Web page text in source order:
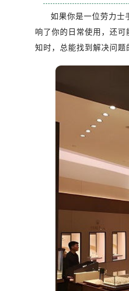
杭州市上
金华市金
嘉兴市南
南昌市红
济南市历
广州市天
广州市越
深圳市罗
惠州市惠
厦门市思
福州市鼓
成都市锦
重庆市江
长沙市芙
郑州市二
太原市迎
沈阳市沈
沈阳市沈
乌鲁木齐
温州市鹿
如果你是一位劳力
响了你的日常使用，还
知时，总能找到解决问题